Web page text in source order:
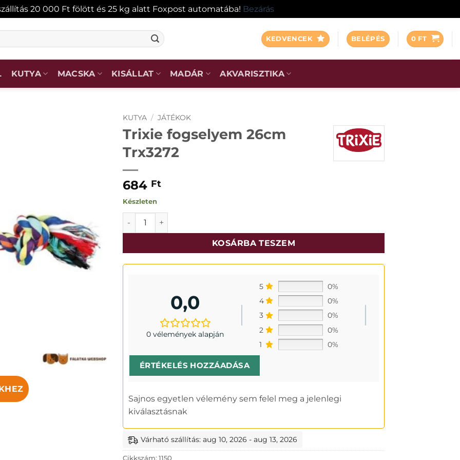
20 000 Ft fölött és 25 kg alatt Foxpost automatába! Bezárás
KEDVENCEK BELÉPÉS 0 FT
KUTYA MACSKA KISÁLLAT MADÁR AKVARISZTIKA
KUTYA / JÁTÉKOK
Trixie fogselyem 26cm
Trx3272
684 Ft
Készleten
Trixie fogselyem 26cm Trx3272 mennyiség
KOSÁRBA TESZEM
0,0
0 vélemények alapján
5
0%
4
0%
3
0%
2
0%
1
0%
ÉRTÉKELÉS HOZZÁADÁSA
Sajnos egyetlen vélemény sem felel meg a jelenlegi
kiválasztásnak
Várható szállítás: aug 10, 2026 - aug 13, 2026
Cikkszám: 1150